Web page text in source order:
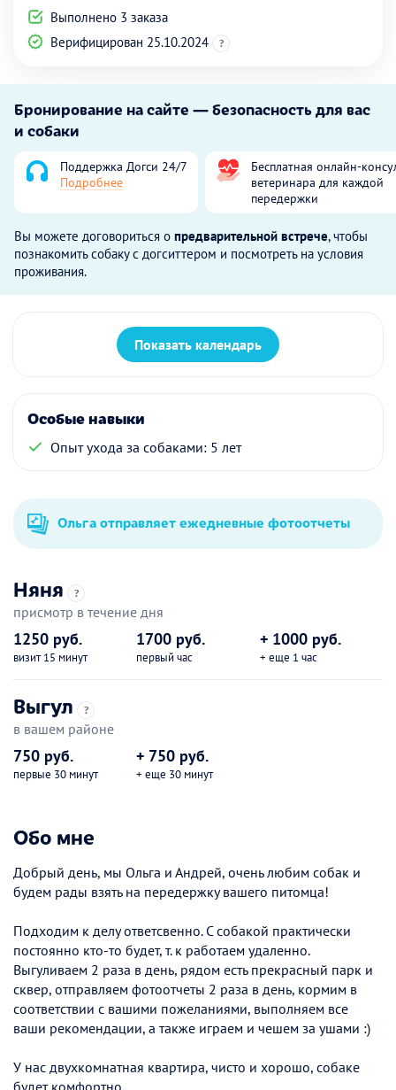
Выполнено 3 заказа
Верифицирован 25.10.2024
?
Бронирование на сайте — безопасность для вас
и собаки
Поддержка Догси 24/7
Подробнее
Бесплатная онлайн-
ветеринара для каждой
передержки
Вы можете договориться о предварительной встрече, чтобы
познакомить собаку с догситтером и посмотреть на условия
проживания.
Показать календарь
Особые навыки
Опыт ухода за собаками: 5 лет
Ольга отправляет ежедневные фотоотчеты
Няня ?
присмотр в течение дня
1250 руб.
визит 15 минут
1700 руб.
первый час
+ 1000 руб.
+ еще 1 час
Выгул ?
в вашем районе
750 руб.
первые 30 минут
+ 750 руб.
+ еще 30 минут
Обо мне
Добрый день, мы Ольга и Андрей, очень любим собак и
будем рады взять на передержку вашего питомца!
Подходим к делу ответсвенно. C собакой практически
постоянно кто-то будет, т. к работаем удаленно.
Выгуливаем 2 раза в день, рядом есть прекрасный парк и
сквер, отправляем фотоотчеты 2 раза в день, кормим в
соответствии с вашими пожеланиями, выполняем все
ваши рекомендации, а также играем и чешем за ушами :)
У нас двухкомнатная квартира, чисто и хорошо, собаке